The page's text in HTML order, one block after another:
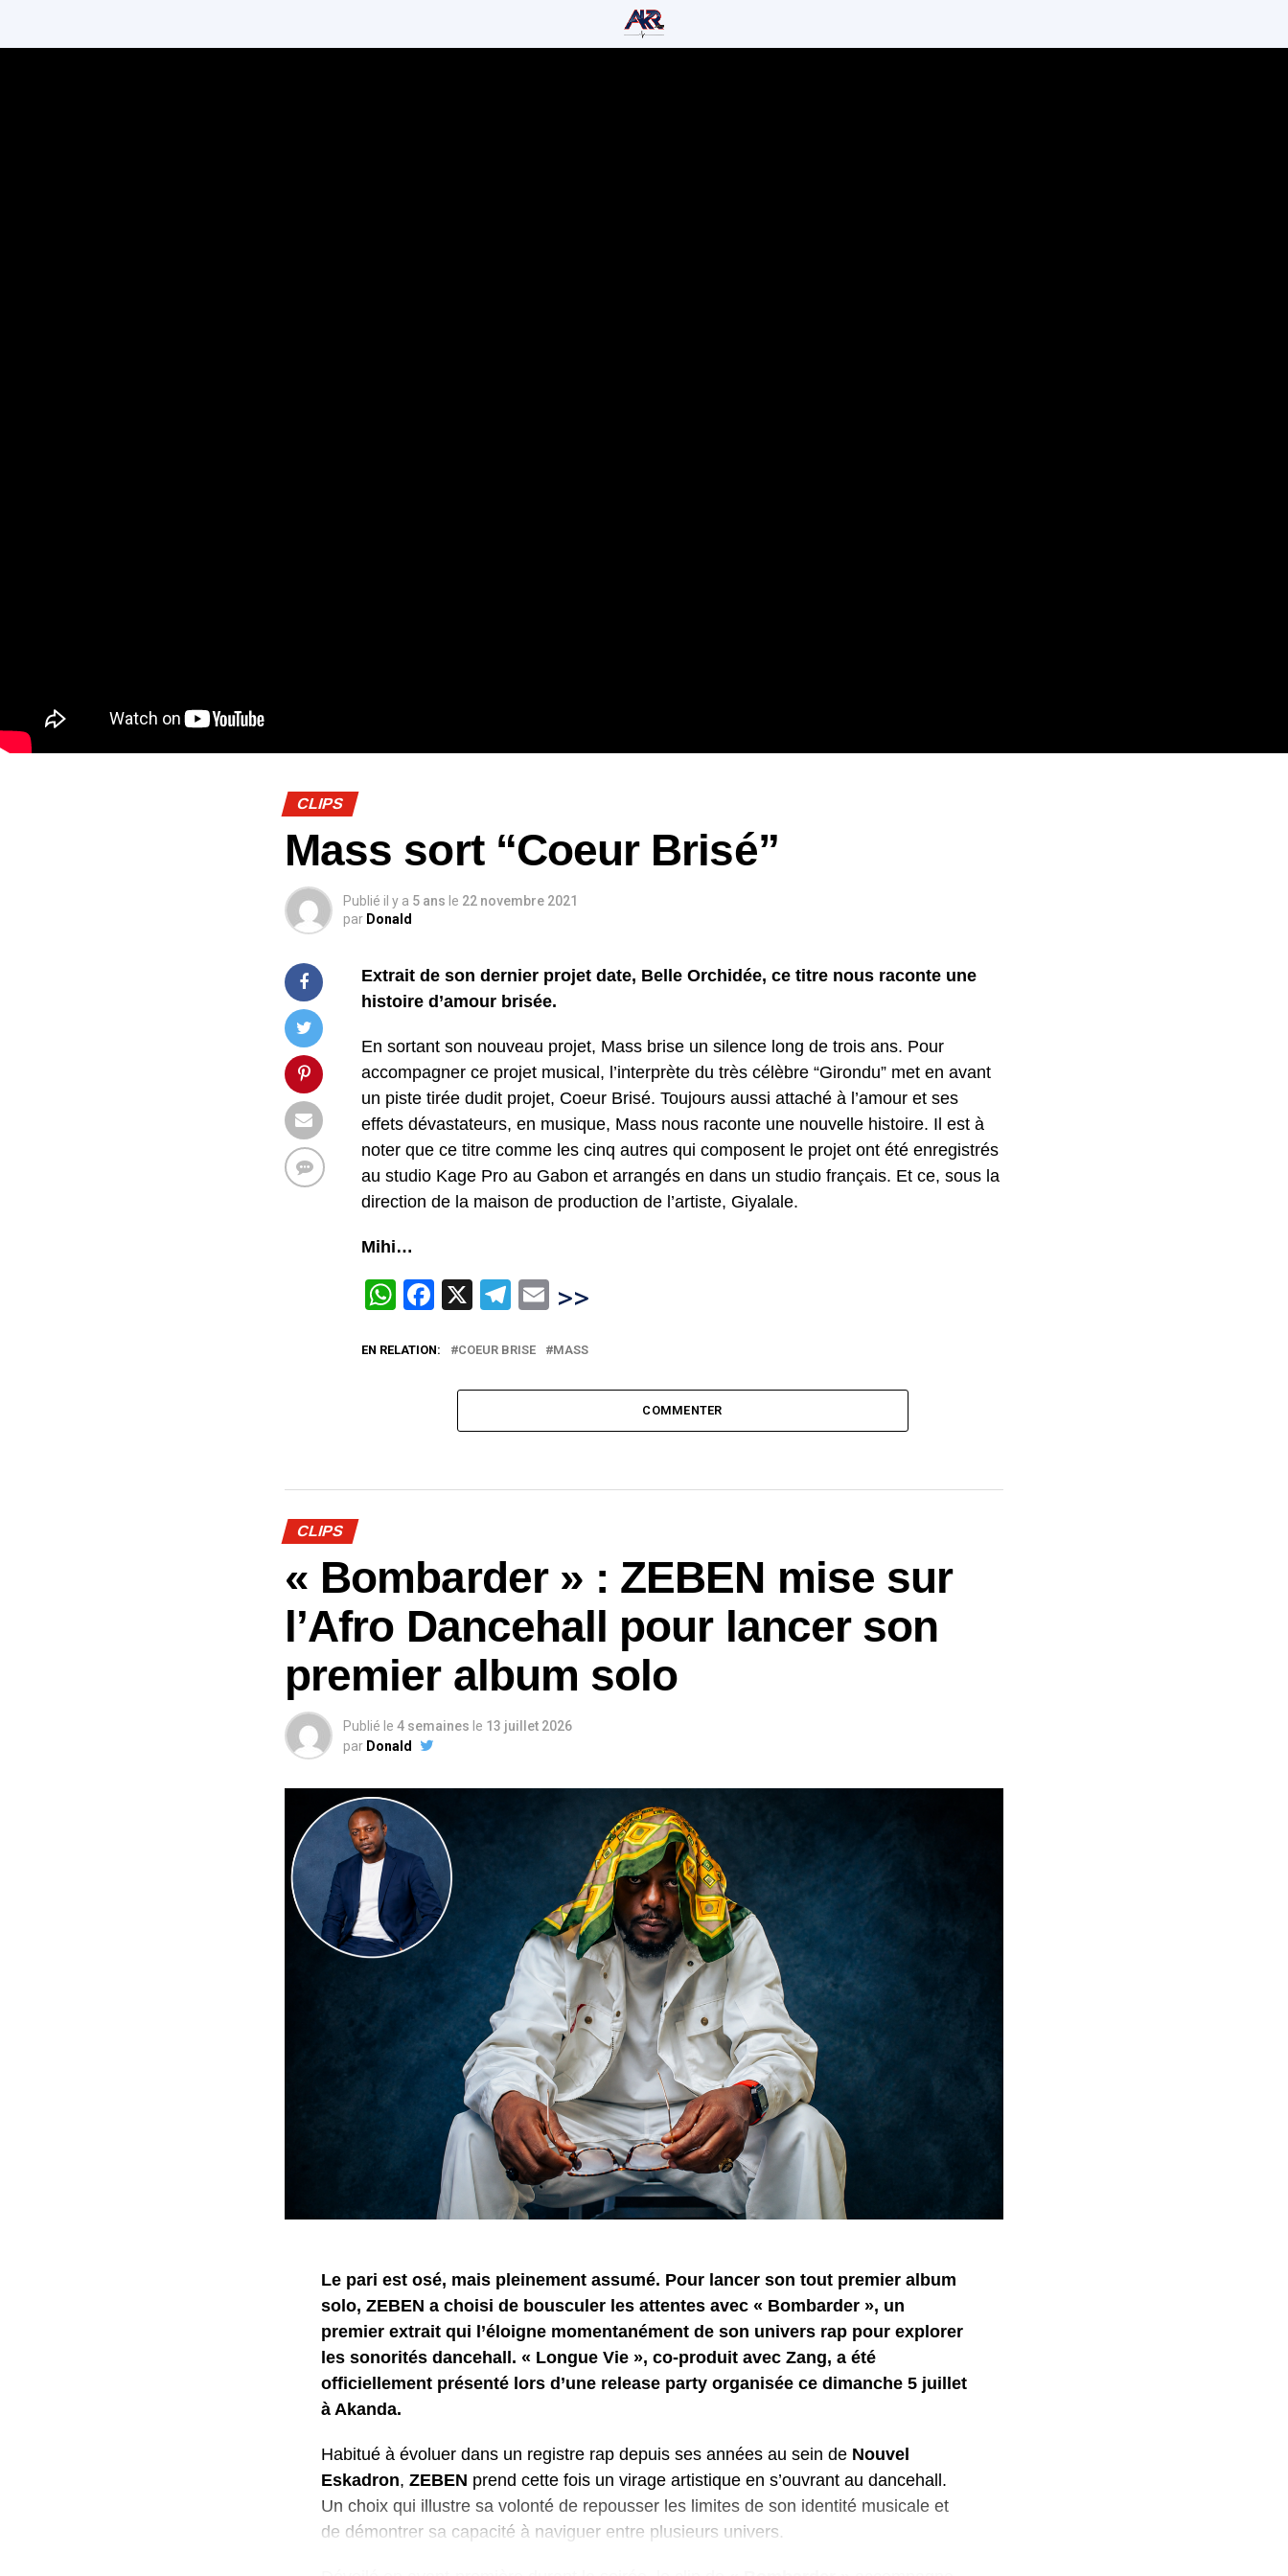
CLIPS
Mass sort “Coeur Brisé”
Publié il y a 5 ans le 22 novembre 2021
par Donald
Extrait de son dernier projet date, Belle Orchidée, ce titre nous raconte une
histoire d’amour brisée.
En sortant son nouveau projet, Mass brise un silence long de trois ans. Pour
accompagner ce projet musical, l’interprète du très célèbre “Girondu” met en avant
un piste tirée dudit projet, Coeur Brisé. Toujours aussi attaché à l’amour et ses
effets dévastateurs, en musique, Mass nous raconte une nouvelle histoire. Il est à
noter que ce titre comme les cinq autres qui composent le projet ont été enregistrés
au studio Kage Pro au Gabon et arrangés en dans un studio français. Et ce, sous la
direction de la maison de production de l’artiste, Giyalale.
Mihi…
WhatsApp
Facebook
X Telegram
Email
>>
EN RELATION: COEUR BRISE MASS
COMMENTER
CLIPS
« Bombarder » : ZEBEN mise sur
l’Afro Dancehall pour lancer son
premier album solo
Publié le 4 semaines le 13 juillet 2026
par Donald
Le pari est osé, mais pleinement assumé. Pour lancer son tout premier album
solo, ZEBEN a choisi de bousculer les attentes avec « Bombarder », un
premier extrait qui l’éloigne momentanément de son univers rap pour explorer
les sonorités dancehall. « Longue Vie », co-produit avec Zang, a été
officiellement présenté lors d’une release party organisée ce dimanche 5 juillet
à Akanda.
Habitué à évoluer dans un registre rap depuis ses années au sein de Nouvel
Eskadron, ZEBEN prend cette fois un virage artistique en s’ouvrant au dancehall.
Un choix qui illustre sa volonté de repousser les limites de son identité musicale et
de démontrer sa capacité à naviguer entre plusieurs univers.